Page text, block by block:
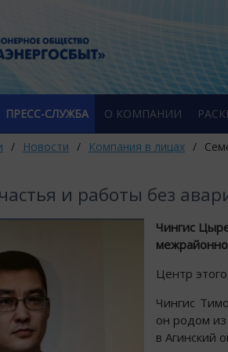
ПРЕСС-СЛУЖБА О КОМПАНИИ
/ Новости / Компания в лицах /
и работы без
Чингис
Центр
Чингис
он родом
в Агинский